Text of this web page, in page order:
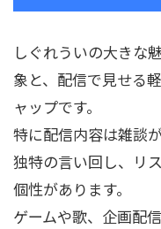
しぐれういの大きな
象と、配信で見せる
ャップです。
特に配信内容は雑談
独特の言い回し、リ
個性があります。
ゲームや歌、企画配